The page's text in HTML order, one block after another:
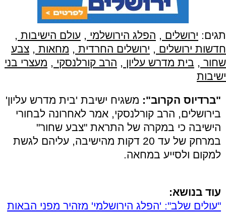
תגים: ירושלים , הפלג הירושלמי , עולם הישיבות ,
חדשות ירושלים , ירושלים החרדית , מחאות , צבע
שחור , בית מדרש עליון , הרב קורלנסקי , מעצרי בני
ישיבות
"ברדיוס הקרוב": משגיח ישיבת 'בית מדרש עליון'
בירושלים, הרב קורלנסקי, אמר לאחרונה לבחורי
הישיבה כי במקרה של התראת "צבע שחור"
במרחק של עד 20 דקות מהישיבה, עליהם לגשת
למקום ולסייע במחאה.
עוד בנושא:
"עולים שלב": 'הפלג הירושלמי' מזהיר מפני הבאות